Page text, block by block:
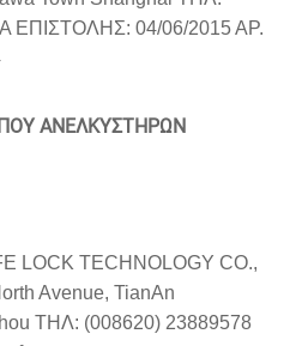
ΕΠΙΣΤΟΛΗΣ: 04/06/2015 ΑΡ.
ΑΝΕΛΚΥΣΤΗΡΩΝ
LOCK TECHNOLOGY CO.,
Avenue, TianAn
ΤΗΛ: (008620) 23889578